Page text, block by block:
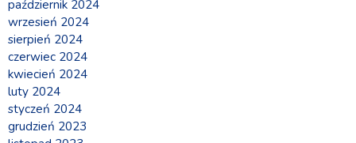
październik 2024
wrzesień 2024
sierpień 2024
czerwiec 2024
kwiecień 2024
luty 2024
styczeń 2024
grudzień 2023